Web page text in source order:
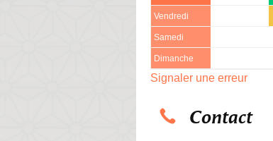
Vendredi
Samedi
Dimanche
Signaler une erreur
Contact